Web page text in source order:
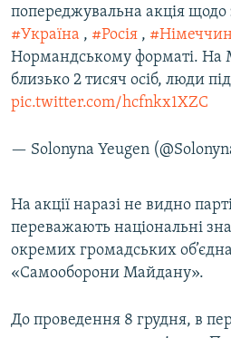
попереджувальна акція щодо
#Україна , #Росія ,
Нормандському форматі. На
близько 2 тисяч осіб, люди
pic.twitter.com/hcfnkx1XZC
— Solonyna Yeugen
На акції наразі не видно
переважають національні
окремих громадських
«Самооборони Майдану».
До проведення 8 грудня, в